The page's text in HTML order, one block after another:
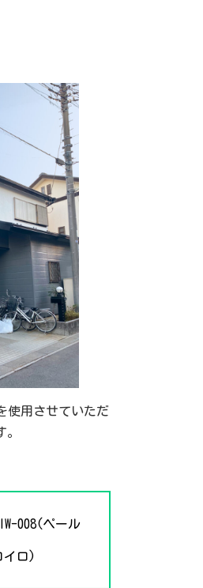
使用させていただ
008(ペール
ロ)